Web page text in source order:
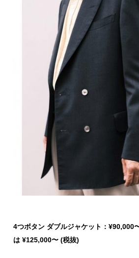
4つボタン ダブルジャケット： ¥90,000
は ¥125,000〜 (税抜)